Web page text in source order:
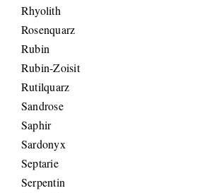
Rhyolith
Rosenquarz
Rubin
Rubin-Zoisit
Rutilquarz
Sandrose
Saphir
Sardonyx
Septarie
Serpentin